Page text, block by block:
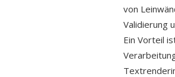
von
Validierung
Ein Vorteil